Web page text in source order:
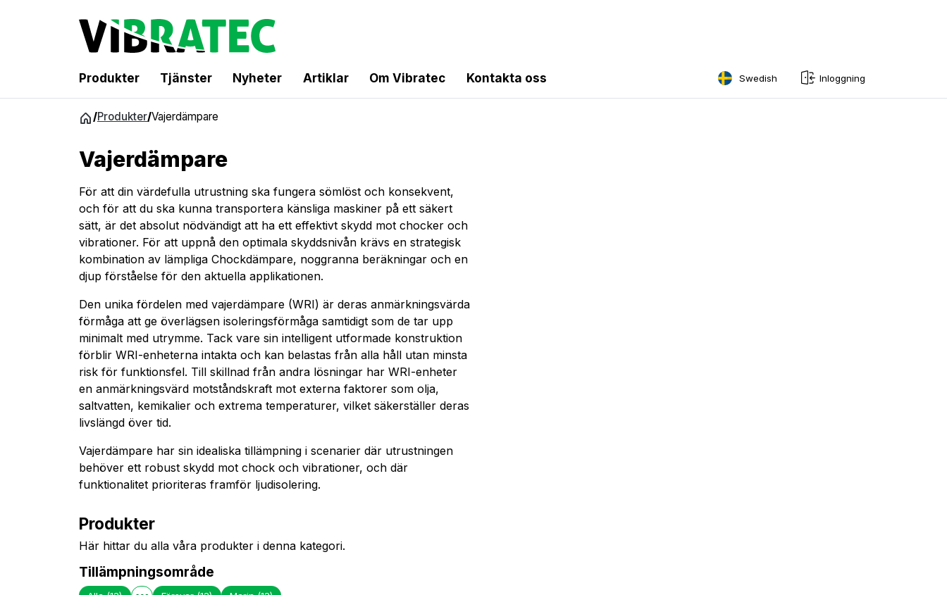
Produkter Tjänster Nyheter Artiklar Om Vibratec Kontakta oss Swedish Inloggning
/Produkter/Vajerdämpare
Vajerdämpare
För att din värdefulla utrustning ska fungera sömlöst och konsekvent,
och för att du ska kunna transportera känsliga maskiner på ett säkert
sätt, är det absolut nödvändigt att ha ett effektivt skydd mot chocker och
vibrationer. För att uppnå den optimala skyddsnivån krävs en strategisk
kombination av lämpliga Chockdämpare, noggranna beräkningar och en
djup förståelse för den aktuella applikationen.
Den unika fördelen med vajerdämpare (WRI) är deras anmärkningsvärda
förmåga att ge överlägsen isoleringsförmåga samtidigt som de tar upp
minimalt med utrymme. Tack vare sin intelligent utformade konstruktion
förblir WRI-enheterna intakta och kan belastas från alla håll utan minsta
risk för funktionsfel. Till skillnad från andra lösningar har WRI-enheter
en anmärkningsvärd motståndskraft mot externa faktorer som olja,
saltvatten, kemikalier och extrema temperaturer, vilket säkerställer deras
livslängd över tid.
Vajerdämpare har sin idealiska tillämpning i scenarier där utrustningen
behöver ett robust skydd mot chock och vibrationer, och där
funktionalitet prioriteras framför ljudisolering.
Produkter
Här hittar du alla våra produkter i denna kategori.
Tillämpningsområde